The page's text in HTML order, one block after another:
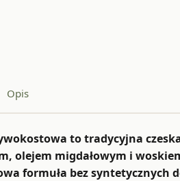
Opis
to tradycyjna
olejem migdałowym i
formuła bez